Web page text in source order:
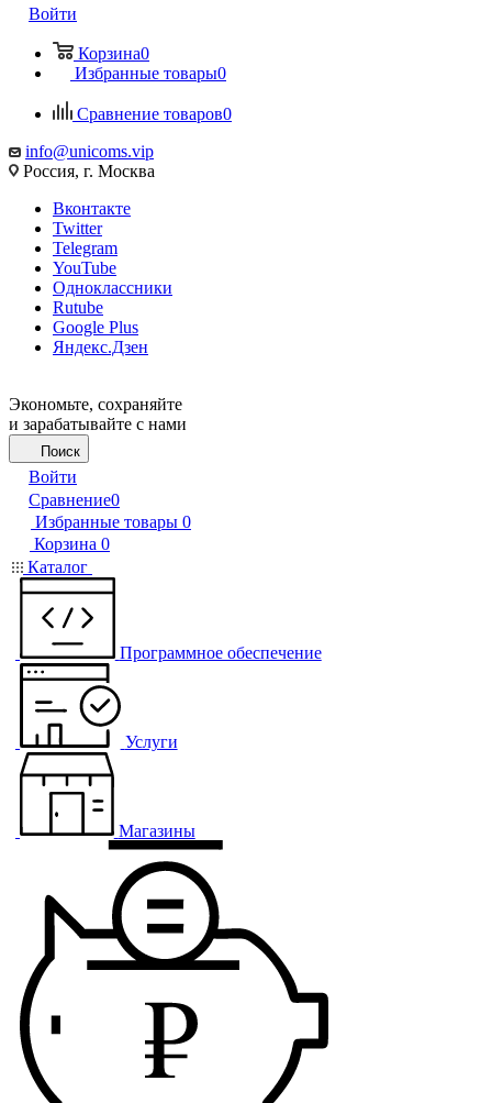
Войти
Корзина0
Избранные товары0
Сравнение товаров0
info@unicoms.vip
Россия, г. Москва
Вконтакте
Twitter
Telegram
YouTube
Одноклассники
Rutube
Google Plus
Яндекс.Дзен
Экономьте, сохраняйте
и зарабатывайте с нами
Поиск
Войти
Сравнение0
Избранные товары 0
Корзина 0
Каталог
Программное обеспечение
Услуги
Магазины